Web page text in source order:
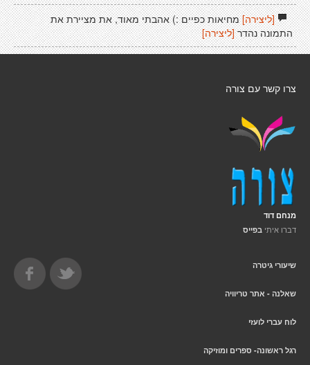
[ליצירה]מחיאות כפיים :) אהבתי מאוד, את מציירת את
התמונה נהדר [ליצירה]
צרו קשר עם צורה
מנחם דוד
דברו איתי בפייס
שיעורי גיטרה
שאלנה - אתר טריוויה
לוח עברי לועזי
רגל ראשונה- ספרים ומוזיקה